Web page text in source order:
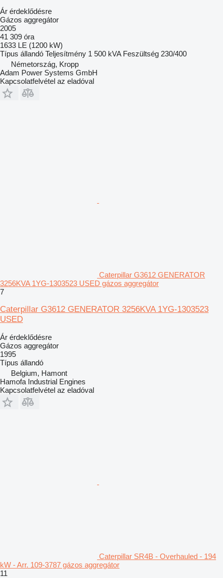
Ár érdeklődésre
Gázos aggregátor
2005
41 309 óra
1633 LE (1200 kW)
Típus állandó Teljesítmény 1 500 kVA Feszültség 230/400
Németország, Kropp
Adam Power Systems GmbH
Kapcsolatfelvétel az eladóval
Caterpillar G3612 GENERATOR
3256KVA 1YG-1303523 USED gázos aggregátor
7
Caterpillar G3612 GENERATOR 3256KVA 1YG-1303523
USED
Ár érdeklődésre
Gázos aggregátor
1995
Típus állandó
Belgium, Hamont
Hamofa Industrial Engines
Kapcsolatfelvétel az eladóval
Caterpillar SR4B - Overhauled - 194
kW - Arr. 109-3787 gázos aggregátor
11